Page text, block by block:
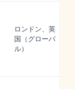
ロンドン、英
国（グローバ
ル）